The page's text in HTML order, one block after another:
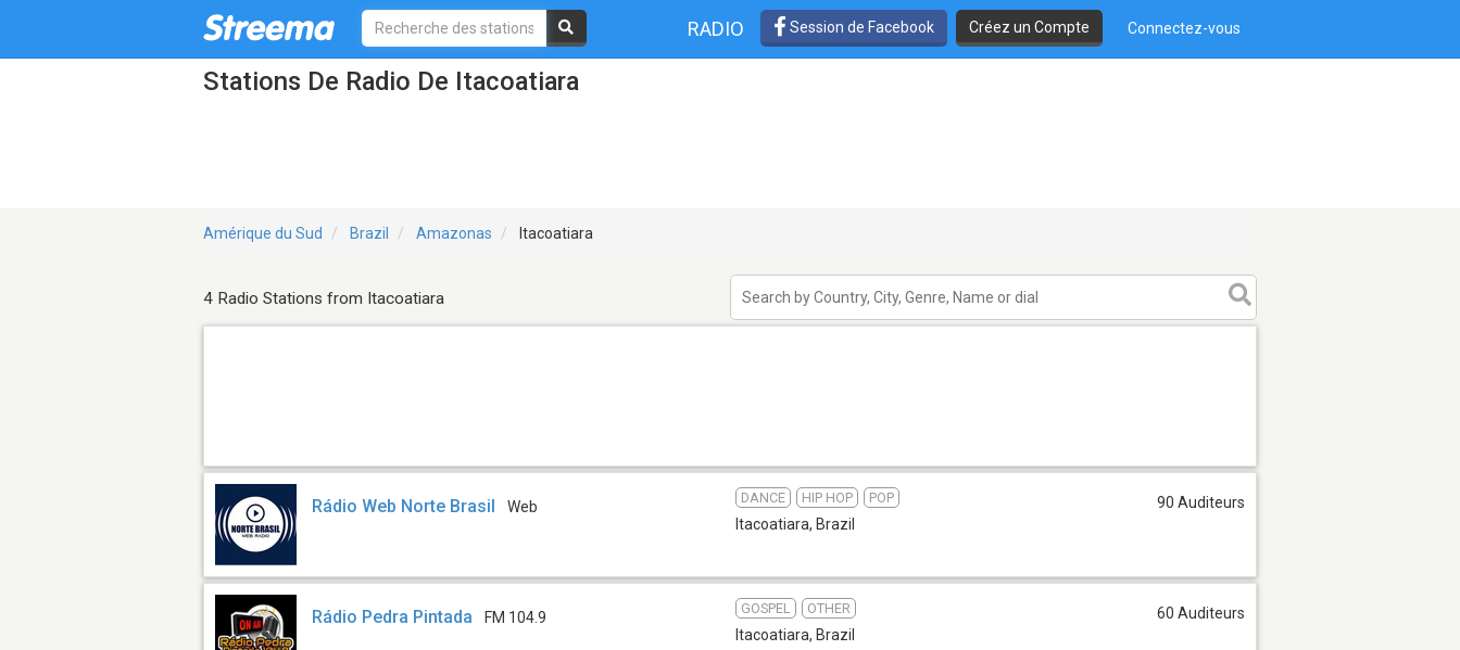
RADIO Session de Facebook Créez un Compte Connectez-vous
Stations De Radio De Itacoatiara
Amérique du Sud Brazil Amazonas Itacoatiara
4 Radio Stations from Itacoatiara
Rádio Web Norte Brasil Web
DANCE HIP HOP POP
Itacoatiara, Brazil
90 Auditeurs
Rádio Pedra Pintada FM 104.9
GOSPEL OTHER
Itacoatiara, Brazil
60 Auditeurs